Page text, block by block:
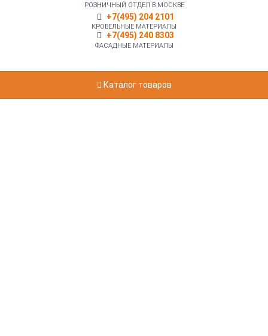
РОЗНИЧНЫЙ ОТДЕЛ В МОСКВЕ
+7(495) 204 2101
КРОВЕЛЬНЫЕ МАТЕРИАЛЫ
+7(495) 240 8303
ФАСАДНЫЕ МАТЕРИАЛЫ
Каталог товаров